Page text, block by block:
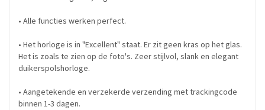
• Alle functies werken perfect.
• Het horloge is in "Excellent" staat. Er zit geen kras op het glas.
Het is zoals te zien op de foto's. Zeer stijlvol, slank en elegant
duikerspolshorloge.
• Aangetekende en verzekerde verzending met trackingcode
binnen 1-3 dagen.